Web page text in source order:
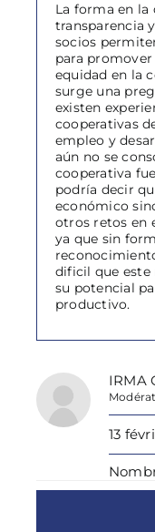
La forma en la
transparencia
socios
para
equidad en la
surge una
existen
cooperativas
empleo y
aún no se
cooperativa
podría decir
económico
otros retos en
ya que sin
dificil que
su potencial
productivo.
IRMA
13